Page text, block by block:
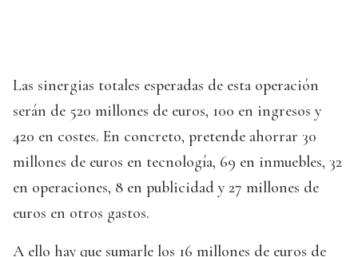
Las sinergias totales esperadas de esta operación
serán de 520 millones de euros, 100 en ingresos y
420 en costes. En concreto, pretende ahorrar 30
millones de euros en tecnología, 69 en inmuebles, 32
en operaciones, 8 en publicidad y 27 millones de
euros en otros gastos.
A ello hay que sumarle los 16 millones de euros de